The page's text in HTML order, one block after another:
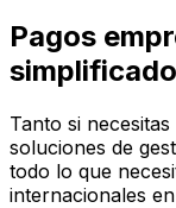
Pagos
Tanto si
soluciones de
todo lo que
internacionales